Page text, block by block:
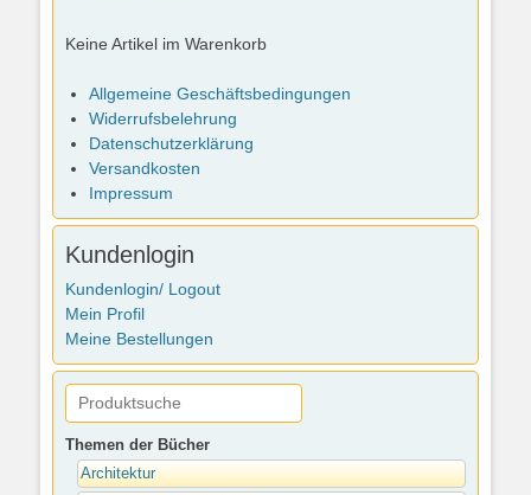
Keine Artikel im Warenkorb
Allgemeine Geschäftsbedingungen
Widerrufsbelehrung
Datenschutzerklärung
Versandkosten
Impressum
Kundenlogin
Kundenlogin/ Logout
Mein Profil
Meine Bestellungen
Themen der Bücher
Architektur